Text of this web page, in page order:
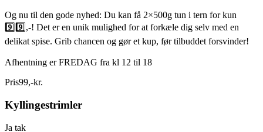
Og nu til den gode nyhed: Du kan få 2×500g tun i tern for kun
9️⃣9️⃣,-! Det er en unik mulighed for at forkæle dig selv med en
delikat spise. Grib chancen og gør et kup, før tilbuddet forsvinder!
Afhentning er FREDAG fra kl 12 til 18
Pris99,-kr.
Kyllingestrimler
Ja tak